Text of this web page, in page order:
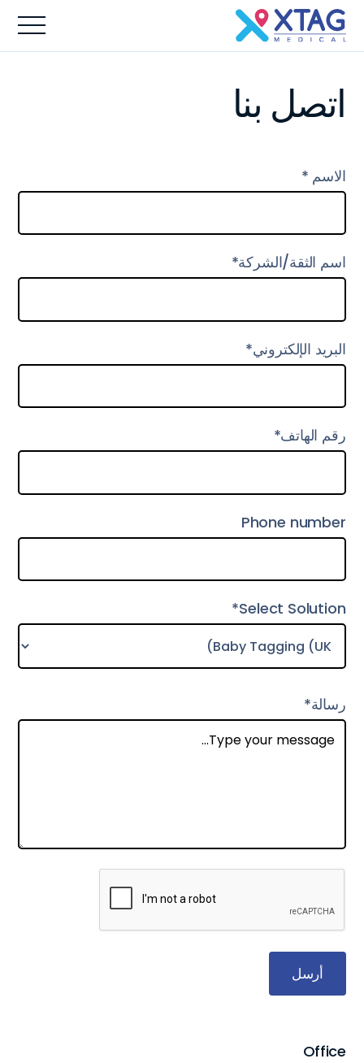
اتصل بنا
الاسم *
اسم الثقة/الشركة*
البريد الإلكتروني*
رقم الهاتف*
Phone number
Select Solution*
رسالة*
Office